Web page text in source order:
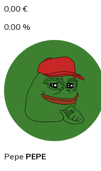
ETH
USD Coin
USDC
0,00 €
0,00 %
Pepe PEPE